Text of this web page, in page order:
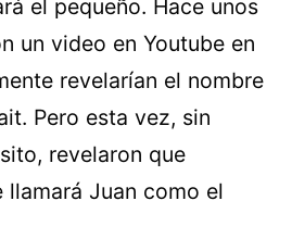
el pequeño. Hace unos
un video en Youtube en
revelarían el nombre
Pero esta vez, sin
revelaron que
llamará Juan como el